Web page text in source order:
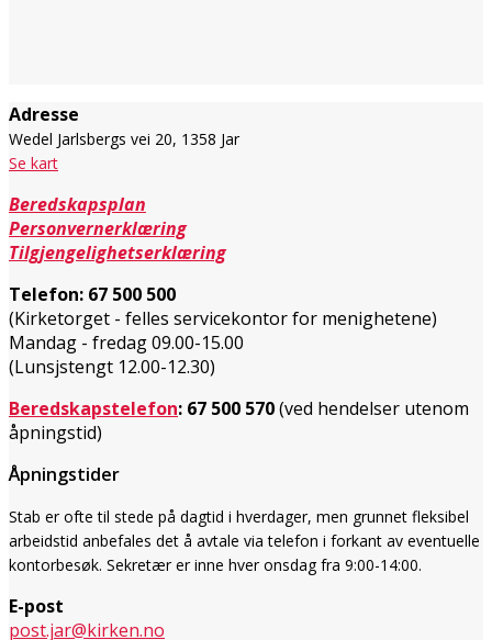
Adresse
Wedel Jarlsbergs vei 20, 1358 Jar
Se kart
Beredskapsplan
Personvernerklæring
Tilgjengelighetserklæring
Telefon: 67 500 500
(Kirketorget - felles servicekontor for menighetene)
Mandag - fredag 09.00-15.00
(Lunsjstengt 12.00-12.30)
Beredskapstelefon: 67 500 570(ved hendelser utenom
åpningstid)
Åpningstider
Stab er ofte til stede på dagtid i hverdager, men grunnet fleksibel
arbeidstid anbefales det å avtale via telefon i forkant av eventuelle
kontorbesøk. Sekretær er inne hver onsdagfra 9:00-14:00.
E-post
post.jar@kirken.no